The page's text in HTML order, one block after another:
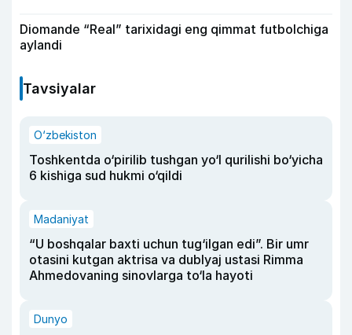
Diomande “Real” tarixidagi eng qimmat futbolchiga
aylandi
Tavsiyalar
O‘zbekiston
Toshkentda o‘pirilib tushgan yo‘l qurilishi bo‘yicha
6 kishiga sud hukmi o‘qildi
Madaniyat
“U boshqalar baxti uchun tug‘ilgan edi”. Bir umr
otasini kutgan aktrisa va dublyaj ustasi Rimma
Ahmedovaning sinovlarga to‘la hayoti
Dunyo